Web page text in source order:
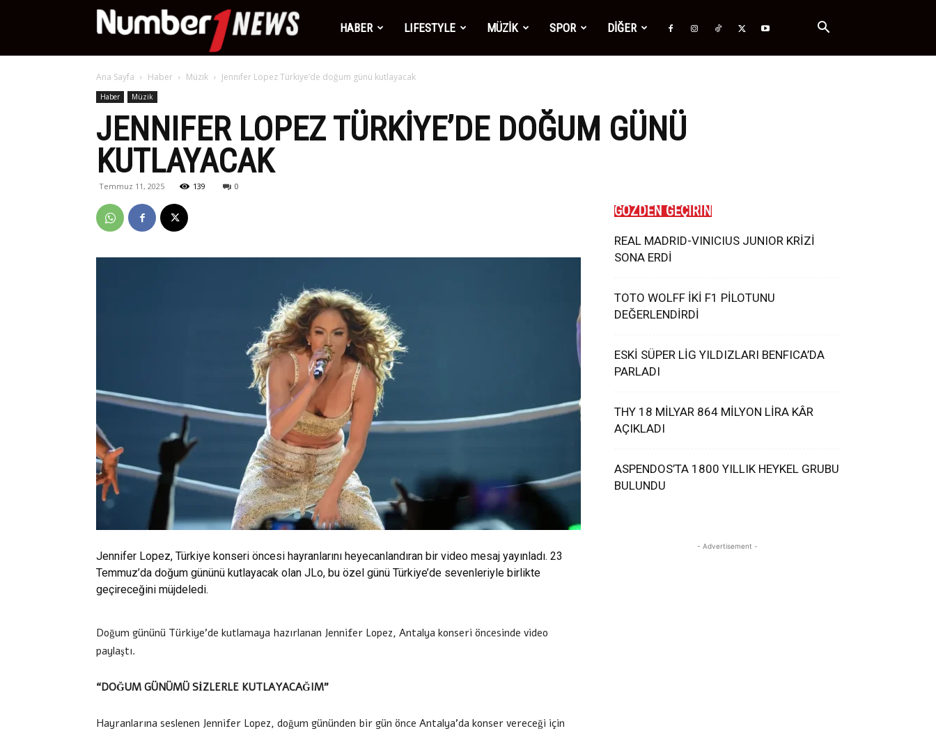
Number1
News
HABER LIFESTYLE MÜZİK SPOR DİĞER
Ana Sayfa Haber Müzik Jennıfer Lopez Türkiye’de doğum günü kutlayacak
Haber Müzik
JENNIFER LOPEZ TÜRKIYE’DE DOĞUM GÜNÜ
KUTLAYACAK
Temmuz 11, 2025 139 0
Jennifer Lopez, Türkiye konseri öncesi hayranlarını heyecanlandıran bir video mesaj yayınladı. 23
Temmuz’da doğum gününü kutlayacak olan JLo, bu özel günü Türkiye’de sevenleriyle birlikte
geçireceğini müjdeledi.
Doğum gününü Türkiye’de kutlamaya hazırlanan Jennifer Lopez, Antalya konseri öncesinde video
paylaştı.
“DOĞUM GÜNÜMÜ SİZLERLE KUTLAYACAĞIM”
Hayranlarına seslenen Jennifer Lopez, doğum gününden bir gün önce Antalya’da konser vereceği için
GÖZDEN GEÇİRİN
REAL MADRID-VINICIUS JUNIOR KRİZİ
SONA ERDİ
TOTO WOLFF İKİ F1 PİLOTUNU
DEĞERLENDİRDİ
ESKİ SÜPER LİG YILDIZLARI BENFICA’DA
PARLADI
THY 18 MİLYAR 864 MİLYON LİRA KÂR
AÇIKLADI
ASPENDOS’TA 1800 YILLIK HEYKEL GRUBU
BULUNDU
- Advertisement -